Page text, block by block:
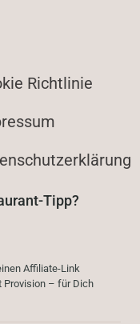
Richtlinie
Tipp?
Affiliate-Link
Provision – für Dich